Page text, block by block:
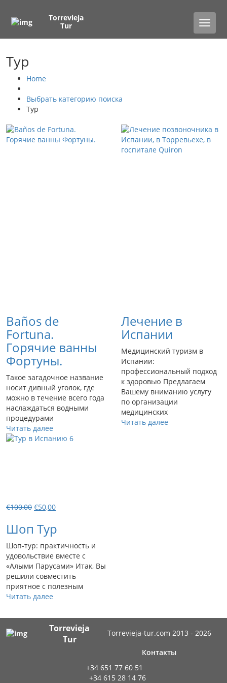
Toggle
Torrevieja
Tur
Тур
Home
Выбрать категорию поиска
Тур
Baños de
Fortuna.
Горячие ванны
Фортуны.
Такое загадочное название
носит дивный уголок, где
можно в течение всего года
наслаждаться водными
процедурами
Читать далее
Лечение в
Испании
Медицинский туризм в
Испании:
профессиональный подход
к здоровью Предлагаем
Вашему вниманию услугу
по организации
медицинских
Читать далее
€100,00 Первоначальная
составляла
€100,00.
€50,00Текущая
€50,00.
Шоп Тур
Шоп-тур: практичность и
удовольствие вместе с
«Алыми Парусами» Итак, Вы
решили совместить
приятное с полезным
Читать далее
Torrevieja
Tur
Torrevieja-tur.com 2013 - 2026
Контакты
+34 651 77 60 51
+34 615 28 14 76